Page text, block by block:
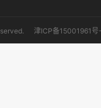
津ICP备15001961号